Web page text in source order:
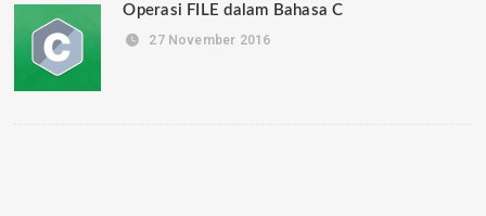
Operasi FILE dalam Bahasa C
27 November 2016